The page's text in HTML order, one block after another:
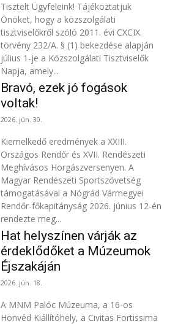
Tisztelt Ügyfeleink! Tájékoztatjuk
Önöket, hogy a közszolgálati
tisztviselőkről szóló 2011. évi CXCIX.
törvény 232/A. § (1) bekezdése alapján
július 1-je a Közszolgálati Tisztviselők
Napja, amely...
Bravó, ezek jó fogások
voltak!
2026. jún. 30.
Kiemelkedő eredmények a XXIII.
Országos Rendőr és XVII. Rendészeti
Meghívásos Horgászversenyen. A
Magyar Rendészeti Sportszövetség
támogatásával a Nógrád Vármegyei
Rendőr-főkapitányság 2026. június 12-én
rendezte meg...
Hat helyszínen várják az
érdeklődőket a Múzeumok
Éjszakáján
2026. jún. 18.
A MNM Palóc Múzeuma, a 16-os
Honvéd Kiállítóhely, a Civitas Fortissima